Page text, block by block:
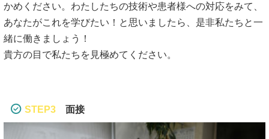
かめください。わたしたちの技術や患者様への対応をみて、
あなたがこれを学びたい！と思いましたら、是非私たちと一
緒に働きましょう！
貴方の目で私たちを見極めてください。
STEP3 面接